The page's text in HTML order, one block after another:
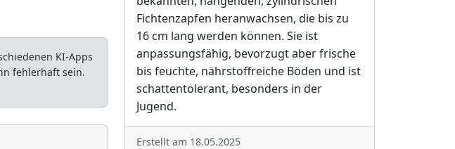
KI-Apps
fehlerhaft sein.
Fichtenzapfen heranwachsen, die bis zu
16 cm lang werden können. Sie ist
anpassungsfähig, bevorzugt aber frische
bis feuchte, nährstoffreiche Böden und ist
schattentolerant, besonders in der
Jugend.
Erstellt am 18.05.2025